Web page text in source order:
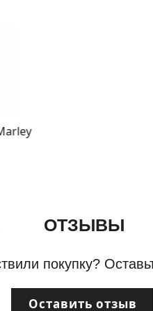
ОТЗЫВЫ
покупку?
Оставить отзыв